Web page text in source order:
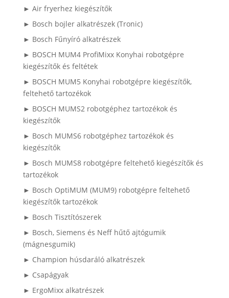
► Air fryerhez kiegészítők
► Bosch bojler alkatrészek (Tronic)
► Bosch Fűnyíró alkatrészek
► BOSCH MUM4 ProfiMixx Konyhai robotgépre
kiegészítők és feltétek
► BOSCH MUM5 Konyhai robotgépre kiegészítők,
feltehető tartozékok
► BOSCH MUMS2 robotgéphez tartozékok és
kiegészítők
► Bosch MUMS6 robotgéphez tartozékok és
kiegészítők
► Bosch MUMS8 robotgépre feltehető kiegészítők és
tartozékok
► Bosch OptiMUM (MUM9) robotgépre feltehető
kiegészítők tartozékok
► Bosch Tisztítószerek
► Bosch, Siemens és Neff hűtő ajtógumik
(mágnesgumik)
► Champion húsdaráló alkatrészek
► Csapágyak
► ErgoMixx alkatrészek